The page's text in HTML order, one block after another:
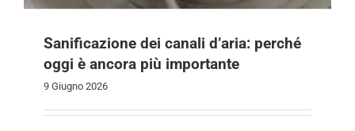
Sanificazione dei canali d’aria: perché
oggi è ancora più importante
9 Giugno 2026